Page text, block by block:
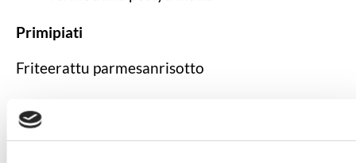
Primipiati
Friteerattu parmesanrisotto
Secondi